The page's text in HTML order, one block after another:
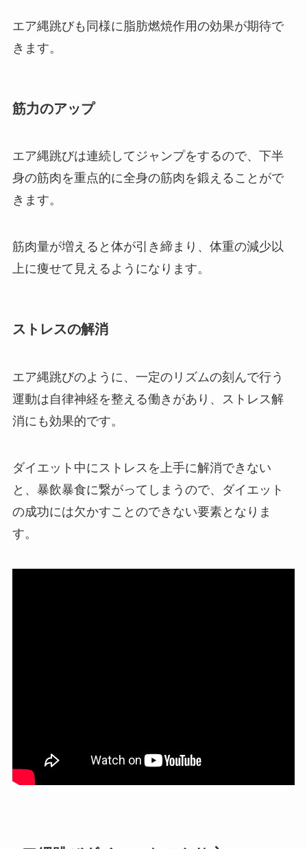
エア縄跳びも同様に脂肪燃焼作用の効果が期待で
きます。
筋力のアップ
エア縄跳びは連続してジャンプをするので、下半
身の筋肉を重点的に全身の筋肉を鍛えることがで
きます。
筋肉量が増えると体が引き締まり、体重の減少以
上に痩せて見えるようになります。
ストレスの解消
エア縄跳びのように、一定のリズムの刻んで行う
運動は自律神経を整える働きがあり、ストレス解
消にも効果的です。
ダイエット中にストレスを上手に解消できない
と、暴飲暴食に繋がってしまうので、ダイエット
の成功には欠かすことのできない要素となりま
す。